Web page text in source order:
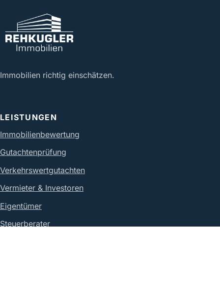
Immobilien richtig einschätzen.
LEISTUNGEN
Immobilienbewertung
Gutachtenprüfung
Verkehrswertgutachten
Vermieter & Investoren
Eigentümer
Steuerberater